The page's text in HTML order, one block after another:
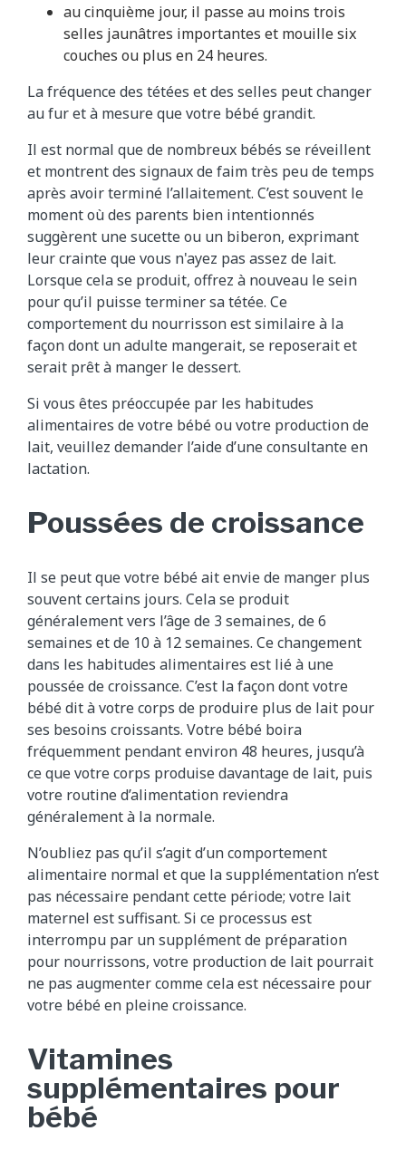
au cinquième jour, il passe au moins trois
selles jaunâtres importantes et mouille six
couches ou plus en 24 heures.
La fréquence des tétées et des selles peut changer
au fur et à mesure que votre bébé grandit.
Il est normal que de nombreux bébés se réveillent
et montrent des signaux de faim très peu de temps
après avoir terminé l’allaitement. C’est souvent le
moment où des parents bien intentionnés
suggèrent une sucette ou un biberon, exprimant
leur crainte que vous n'ayez pas assez de lait.
Lorsque cela se produit, offrez à nouveau le sein
pour qu’il puisse terminer sa tétée. Ce
comportement du nourrisson est similaire à la
façon dont un adulte mangerait, se reposerait et
serait prêt à manger le dessert.
Si vous êtes préoccupée par les habitudes
alimentaires de votre bébé ou votre production de
lait, veuillez demander l’aide d’une consultante en
lactation.
Poussées de croissance
Il se peut que votre bébé ait envie de manger plus
souvent certains jours. Cela se produit
généralement vers l’âge de 3 semaines, de 6
semaines et de 10 à 12 semaines. Ce changement
dans les habitudes alimentaires est lié à une
poussée de croissance. C’est la façon dont votre
bébé dit à votre corps de produire plus de lait pour
ses besoins croissants. Votre bébé boira
fréquemment pendant environ 48 heures, jusqu’à
ce que votre corps produise davantage de lait, puis
votre routine d’alimentation reviendra
généralement à la normale.
N’oubliez pas qu’il s’agit d’un comportement
alimentaire normal et que la supplémentation n’est
pas nécessaire pendant cette période; votre lait
maternel est suffisant. Si ce processus est
interrompu par un supplément de préparation
pour nourrissons, votre production de lait pourrait
ne pas augmenter comme cela est nécessaire pour
votre bébé en pleine croissance.
Vitamines
supplémentaires pour
bébé